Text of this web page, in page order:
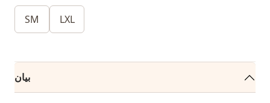
SM LXL
بيان